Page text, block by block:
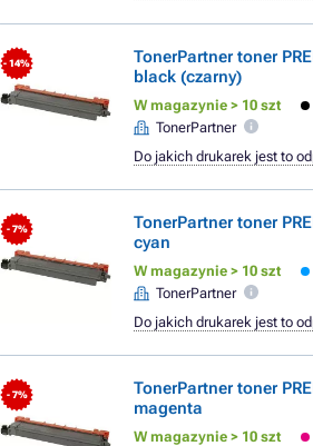
- 14%
TonerPartner toner
black (czarny)
W magazynie > 10 szt
TonerPartner
Do jakich drukarek jest to
- 7%
TonerPartner toner
cyan
W magazynie > 10 szt
TonerPartner
Do jakich drukarek jest to
- 7%
TonerPartner toner
magenta
W magazynie > 10 szt